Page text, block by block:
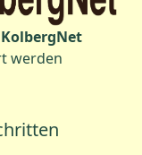
werden